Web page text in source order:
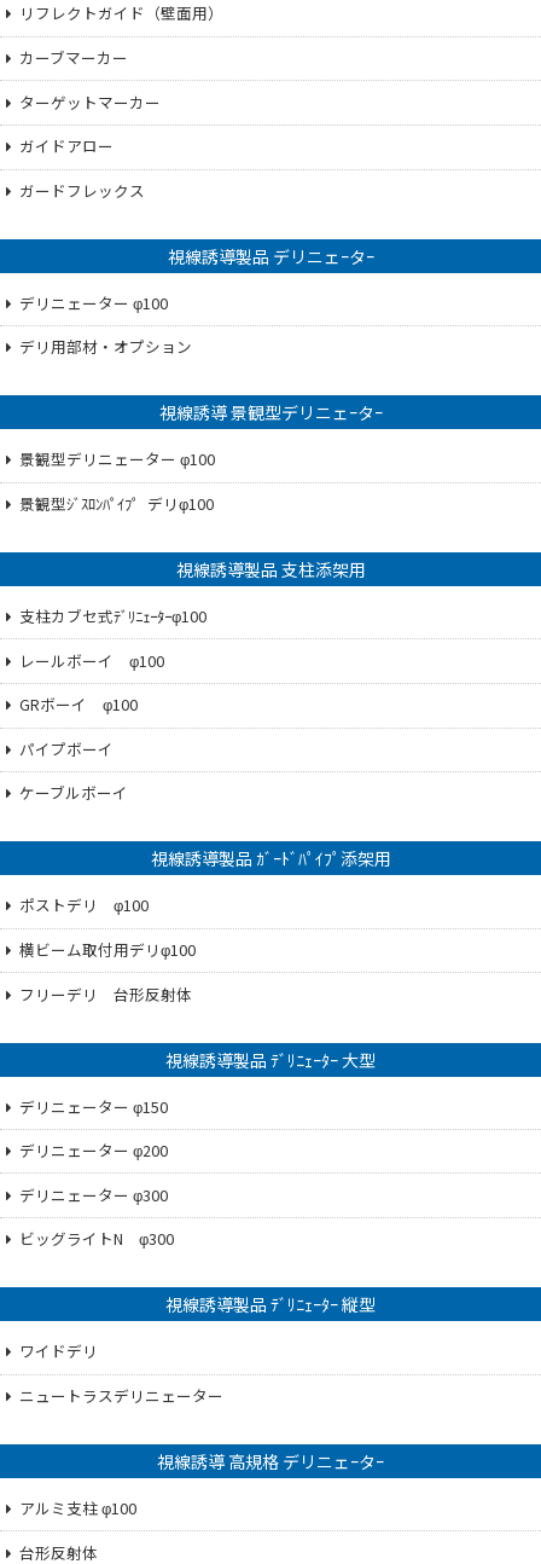
リフレクトガイド（壁面用）
カーブマーカー
ターゲットマーカー
ガイドアロー
ガードフレックス
視線誘導製品 デリニェｰタｰ
デリニェーター φ100
デリ用部材・オプション
視線誘導 景観型デリニェｰタｰ
景観型デリニェーター φ100
景観型ｼﾞｽﾛﾝﾊﾟｲﾌ゜デリφ100
視線誘導製品 支柱添架用
支柱カブセ式ﾃﾞﾘﾆｪｰﾀｰφ100
レールボーイ φ100
GRボーイ φ100
パイプボーイ
ケーブルボーイ
視線誘導製品 ｶﾞｰﾄﾞﾊﾟｲﾌﾟ添架用
ポストデリ φ100
横ビーム取付用デリφ100
フリーデリ 台形反射体
視線誘導製品 ﾃﾞﾘﾆｪｰﾀｰ 大型
デリニェーター φ150
デリニェーター φ200
デリニェーター φ300
ビッグライトN φ300
視線誘導製品 ﾃﾞﾘﾆｪｰﾀｰ 縦型
ワイドデリ
ニュートラスデリニェーター
視線誘導 高規格 デリニェｰタｰ
アルミ支柱 φ100
台形反射体